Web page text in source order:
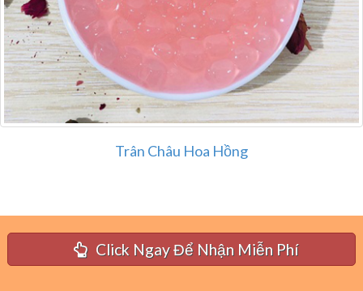
Trân Châu Hoa Hồng
Click Ngay Để Nhận Miễn Phí